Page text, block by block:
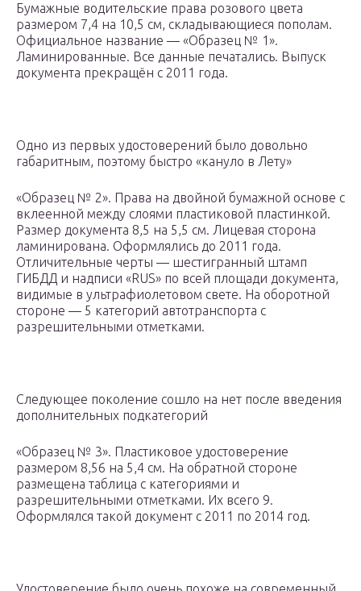
Бумажные водительские права розового цвета
размером 7,4 на 10,5 см, складывающиеся пополам.
Официальное название — «Образец № 1».
Ламинированные. Все данные печатались. Выпуск
документа прекращён с 2011 года.
Одно из первых удостоверений было довольно
габаритным, поэтому быстро «кануло в Лету»
«Образец № 2». Права на двойной бумажной основе с
вклеенной между слоями пластиковой пластинкой.
Размер документа 8,5 на 5,5 см. Лицевая сторона
ламинирована. Оформлялись до 2011 года.
Отличительные черты — шестигранный штамп
ГИБДД и надписи «RUS» по всей площади документа,
видимые в ультрафиолетовом свете. На оборотной
стороне — 5 категорий автотранспорта с
разрешительными отметками.
Следующее поколение сошло на нет после введения
дополнительных подкатегорий
«Образец № 3». Пластиковое удостоверение
размером 8,56 на 5,4 см. На обратной стороне
размещена таблица с категориями и
разрешительными отметками. Их всего 9.
Оформлялся такой документ с 2011 по 2014 год.